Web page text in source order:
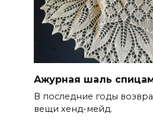
Ажурная шаль
В последние годы
вещи хенд-мейд.